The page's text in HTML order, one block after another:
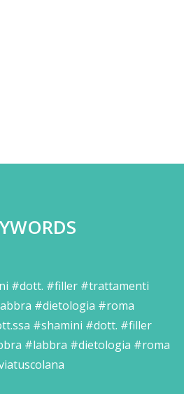
#dott. #filler #trattamenti
#dietologia #roma
#shamini #dott. #filler
#labbra #dietologia #roma